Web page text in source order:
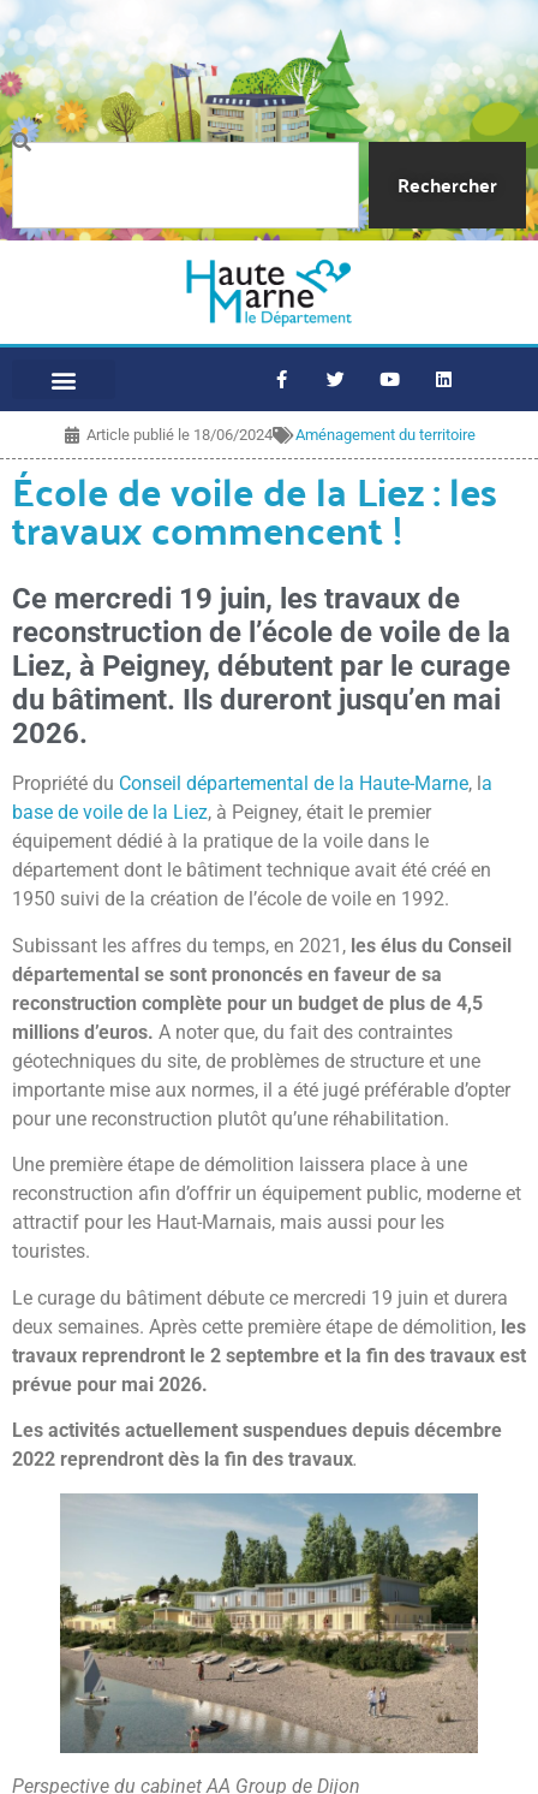
Rechercher
Article publié le 18/06/2024 Aménagement du territoire
École de voile de la Liez : les
travaux commencent !
Ce mercredi 19 juin, les travaux de
reconstruction de l’école de voile de la
Liez, à Peigney, débutent par le curage
du bâtiment. Ils dureront jusqu’en mai
2026.
Propriété du Conseil départemental de la Haute-Marne, l a
base de voile de la Liez, à Peigney, était le premier
équipement dédié à la pratique de la voile dans le
département dont le bâtiment technique avait été créé en
1950 suivi de la création de l’école de voile en 1992.
Subissant les affres du temps, en 2021, les élus du Conseil
départemental se sont prononcés en faveur de sa
reconstruction complète pour un budget de plus de 4,5
millions d’euros. A noter que, du fait des contraintes
géotechniques du site, de problèmes de structure et une
importante mise aux normes, il a été jugé préférable d’opter
pour une reconstruction plutôt qu’une réhabilitation.
Une première étape de démolition laissera place à une
reconstruction afin d’offrir un équipement public, moderne et
attractif pour les Haut-Marnais, mais aussi pour les
touristes.
Le curage du bâtiment débute ce mercredi 19 juin et durera
deux semaines. Après cette première étape de démolition, les
travaux reprendront le 2 septembre et la fin des travaux est
prévue pour mai 2026.
Les activités actuellement suspendues depuis décembre
2022 reprendront dès la fin des travaux.
Perspective du cabinet AA Group de Dijon